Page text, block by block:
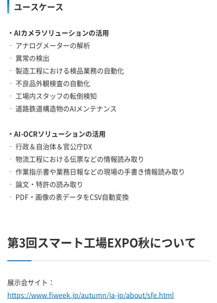
ユースケース
・AIカメラソリューションの活用
‐ アナログメーターの解析
‐ 異常の検出
‐ 製造工程における検品業務の自動化
‐ 不良品外観検査の自動化
‐ 工場内スタッフの転倒検知
‐ 道路鉄道構造物のAIメンテナンス
・AI-OCRソリューションの活用
‐ 行政＆自治体＆官公庁DX
‐ 物流工程における伝票などの情報読み取り
‐ 作業指示書や業務日報などの現場の手書き情報読み取り
‐ 論文・特許の読み取り
‐ PDF・画像の表データをCSV自動変換
第3回スマート工場EXPO秋について
展示会サイト：
https://www.fiweek.jp/autumn/ja-jp/about/sfe.html